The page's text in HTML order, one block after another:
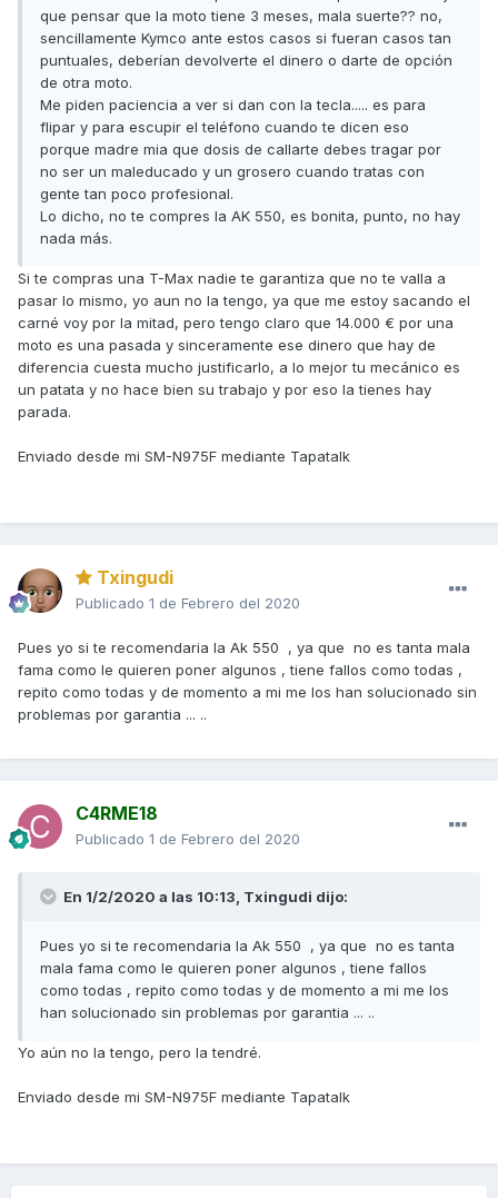
que pensar que la moto tiene 3 meses, mala suerte?? no,
sencillamente Kymco ante estos casos si fueran casos tan
puntuales, deberían devolverte el dinero o darte de opción
de otra moto.
Me piden paciencia a ver si dan con la tecla..... es para
flipar y para escupir el teléfono cuando te dicen eso
porque madre mia que dosis de callarte debes tragar por
no ser un maleducado y un grosero cuando tratas con
gente tan poco profesional.
Lo dicho, no te compres la AK 550, es bonita, punto, no hay
nada más.
Si te compras una T-Max nadie te garantiza que no te valla a
pasar lo mismo, yo aun no la tengo, ya que me estoy sacando el
carné voy por la mitad, pero tengo claro que 14.000 € por una
moto es una pasada y sinceramente ese dinero que hay de
diferencia cuesta mucho justificarlo, a lo mejor tu mecánico es
un patata y no hace bien su trabajo y por eso la tienes hay
parada.
Enviado desde mi SM-N975F mediante Tapatalk
Txingudi
Publicado 1 de Febrero del 2020
Pues yo si te recomendaria la Ak 550 , ya que no es tanta mala
fama como le quieren poner algunos , tiene fallos como todas ,
repito como todas y de momento a mi me los han solucionado sin
problemas por garantia ... ..
C4RME18
Publicado 1 de Febrero del 2020
En 1/2/2020 a las 10:13, Txingudi dijo:
Pues yo si te recomendaria la Ak 550 , ya que no es tanta
mala fama como le quieren poner algunos , tiene fallos
como todas , repito como todas y de momento a mi me los
han solucionado sin problemas por garantia ... ..
Yo aún no la tengo, pero la tendré.
Enviado desde mi SM-N975F mediante Tapatalk